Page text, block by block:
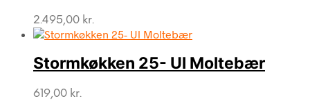
2.495,00 kr.
Stormkøkken 25- Ul Moltebær
619,00 kr.